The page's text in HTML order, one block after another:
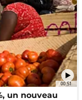
00:51
un nouveau